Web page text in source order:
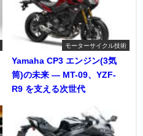
モーターサイクル技術
Yamaha CP3 エンジン(3気
筒)の未来 ― MT-09、YZF-
R9 を支える次世代